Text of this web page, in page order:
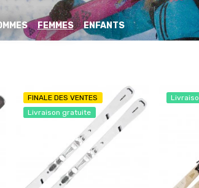
FEMMES ENFANTS
FINALE DES VENTES
Livraison gratuite